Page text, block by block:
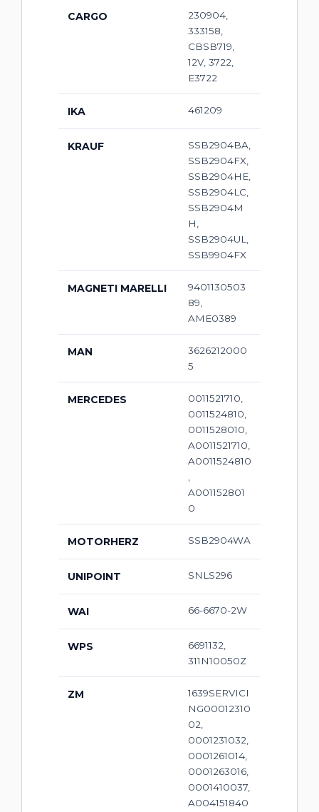
CARGO
230904,
333158,
CBSB719,
12V, 3722,
E3722
IKA 461209
KRAUF
SSB2904BA,
SSB2904FX,
SSB2904HE,
SSB2904LC,
SSB2904M
H,
SSB2904UL,
SSB9904FX
MAGNETI MARELLI
9401130503
89,
AME0389
MAN
3626212000
5
MERCEDES
0011521710,
0011524810,
0011528010,
A0011521710,
A0011524810
A001152801
0
MOTORHERZ SSB2904WA
UNIPOINT SNLS296
WAI 66-6670-2W
WPS
6691132,
311N10050Z
ZM
1639SERVICI
NG00012310
02,
0001231032,
0001261014,
0001263016,
0001410037,
A004151840